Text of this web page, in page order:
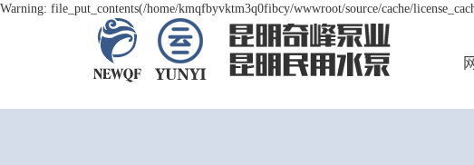
Warning: file_put_contents(/home/kmqfbyvktm3q0fibcy/wwwroot/source/cache/